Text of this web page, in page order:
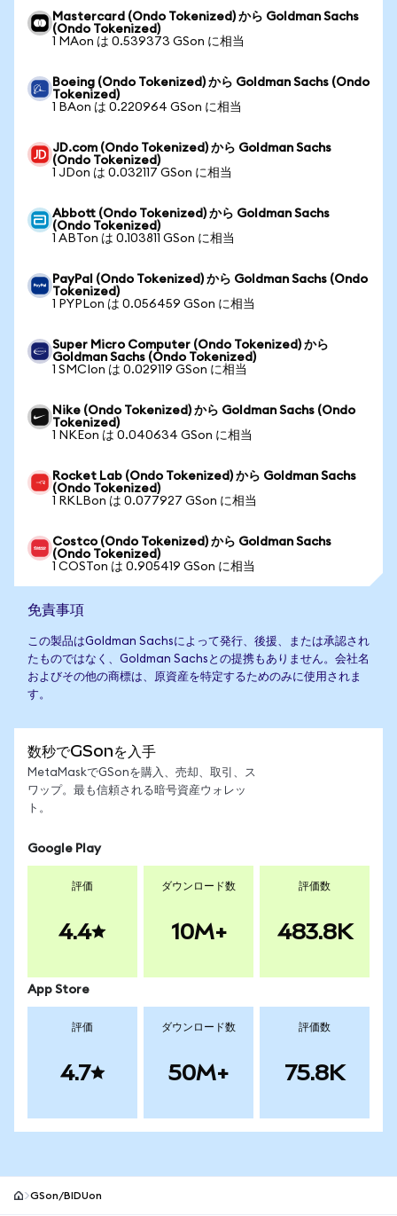
Mastercard (Ondo Tokenized) から Goldman Sachs
(Ondo Tokenized)
1 MAon は 0.539373 GSon に相当
Boeing (Ondo Tokenized) から Goldman Sachs (Ondo
Tokenized)
1 BAon は 0.220964 GSon に相当
JD.com (Ondo Tokenized) から Goldman Sachs
(Ondo Tokenized)
1 JDon は 0.032117 GSon に相当
Abbott (Ondo Tokenized) から Goldman Sachs
(Ondo Tokenized)
1 ABTon は 0.103811 GSon に相当
PayPal (Ondo Tokenized) から Goldman Sachs (Ondo
Tokenized)
1 PYPLon は 0.056459 GSon に相当
Super Micro Computer (Ondo Tokenized) から
Goldman Sachs (Ondo Tokenized)
1 SMCIon は 0.029119 GSon に相当
Nike (Ondo Tokenized) から Goldman Sachs (Ondo
Tokenized)
1 NKEon は 0.040634 GSon に相当
Rocket Lab (Ondo Tokenized) から Goldman Sachs
(Ondo Tokenized)
1 RKLBon は 0.077927 GSon に相当
Costco (Ondo Tokenized) から Goldman Sachs
(Ondo Tokenized)
1 COSTon は 0.905419 GSon に相当
免責事項
この製品はGoldman Sachsによって発行、後援、または承認され
たものではなく、Goldman Sachsとの提携もありません。会社名
およびその他の商標は、原資産を特定するためのみに使用されま
す。
数秒でGSonを入手
MetaMaskでGSonを購入、売却、取引、ス
ワップ。最も信頼される暗号資産ウォレッ
ト。
Google Play
評価
4.4
ダウンロード数
10M+
評価数
483.8K
App Store
評価
4.7
ダウンロード数
50M+
評価数
75.8K
GSon/BIDUon